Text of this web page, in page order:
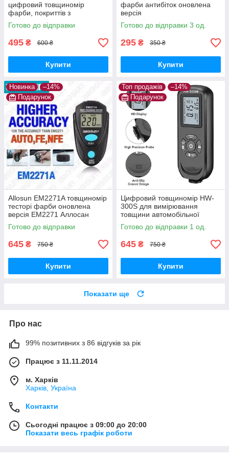
цифровий товщиномір
фарби, покриттів з
підсвічуванням, не вимагає
калібрування
Готово до відправки
495 ₴ 600 ₴
Купити
фарби антибіток оновлена
версія
Готово до відправки 3 од.
295 ₴ 350 ₴
Купити
Новинка
–14%
Подарунок
Allosun EM2271A товщиномір
тесторі фарби оновлена
версія ЕМ2271 Аллосан
Готово до відправки
645 ₴ 750 ₴
Купити
Топ продажів
–14%
Подарунок
Цифровий товщиномір HW-
300S для вимірювання
товщини автомобільної
фарби, покриттів.
Автокалібрування, з
підсвіткою
Готово до відправки 1 од.
645 ₴ 750 ₴
Купити
Показати ще
Про нас
99% позитивних з 86 відгуків за рік
Працює з 11.11.2014
м. Харків
Харків, Україна
Контакти
Сьогодні працює з 09:00 до 20:00
Показати весь графік роботи